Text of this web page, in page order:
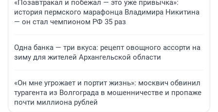
«Позавтракал и побежал — это уже привычка»:
история пермского марафонца Владимира Никитина
— он стал чемпионом РФ 35 раз
Одна банка — три вкуса: рецепт овощного ассорти на
зиму для жителей Архангельской области
«Он мне угрожает и портит жизнь»: москвич обвинил
турагента из Волгограда в мошенничестве и пропаже
почти миллиона рублей